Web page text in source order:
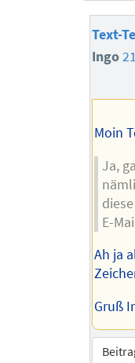
Text-
Ingo
Moin
Ja,
E-
Ah ja
Gruß